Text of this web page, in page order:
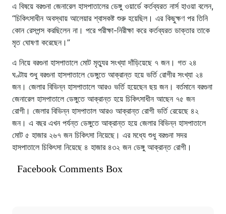
এ বিষয়ে বরগুনা জেনারেল হাসপাতালের ডেঙ্গু ওয়ার্ডে কর্তব্যরত নার্স হাওয়া বলেন,
“চিকিৎসাধীন অবস্থায় আলেয়ার শ্বাসকষ্ট শুরু হয়েছিল। এর কিছুক্ষণ পর তিনি
কোন রেসপন্স করছিলেন না। পরে পরীক্ষা-নিরীক্ষা করে কর্তব্যরত ডাক্তার তাকে
মৃত ঘোষণা করেছেন।”
এ নিয়ে বরগুনা হাসপাতালে মোট মৃত্যুর সংখ্যা দাঁড়িয়েছে ৭ জন। গত ২৪
ঘণ্টায় শুধু বরগুনা হাসপাতালে ডেঙ্গুতে আক্রান্ত হয়ে ভর্তি রোগীর সংখ্যা ২৪
জন। জেলার বিভিন্ন হাসপাতালে আরও ভর্তি হয়েছেন ছয় জন। বর্তমানে বরগুনা
জেনারেল হাসপাতালে ডেঙ্গুতে আক্রান্ত হয়ে চিকিৎসাধীন আছেন ৭৫ জন
রোগী। জেলার বিভিন্ন হাসপাতাল আরও আক্রান্ত রোগী ভর্তি রেয়েছে ৪২
জন। এ বছর এখন পর্যন্ত ডেঙ্গুতে আক্রান্ত হয়ে জেলার বিভিন্ন হাসপাতালে
মোট ৫ হাজার ২৬৭ জন চিকিৎসা নিয়েছে। এর মধ্যে শুধু বরগুনা সদর
হাসপাতালে চিকিৎসা নিয়েছে ৪ হাজার ৪৩২ জন ডেঙ্গু আক্রান্ত রোগী।
Facebook Comments Box